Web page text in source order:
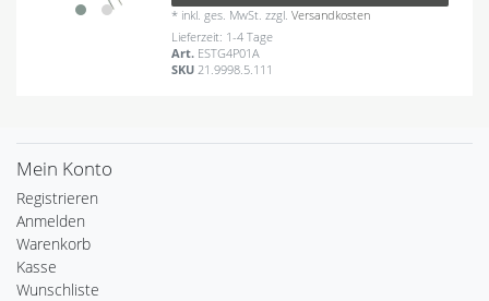
* inkl. ges. MwSt. zzgl.Versandkosten
Lieferzeit: 1-4 Tage
Art. ESTG4P01A
SKU21.9998.5.111
Mein Konto
Registrieren
Anmelden
Warenkorb
Kasse
Wunschliste